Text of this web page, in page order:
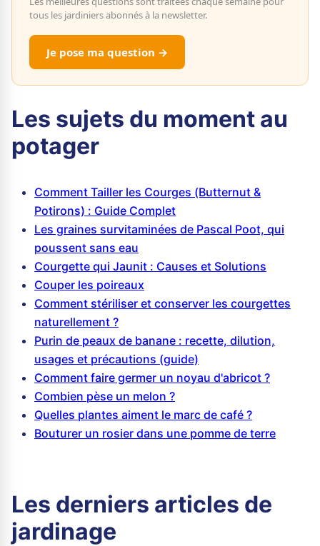
tous les jardiniers abonnés à la newsletter.
Je pose ma question →
Les sujets du moment au
potager
Comment Tailler les Courges (Butternut &
Potirons) : Guide Complet
Les graines survitaminées de Pascal Poot, qui
poussent sans eau
Courgette qui Jaunit : Causes et Solutions
Couper les poireaux
Comment stériliser et conserver les courgettes
naturellement ?
Purin de peaux de banane : recette, dilution,
usages et précautions (guide)
Comment faire germer un noyau d'abricot ?
Combien pèse un melon ?
Quelles plantes aiment le marc de café ?
Bouturer un rosier dans une pomme de terre
Les derniers articles de
jardinage